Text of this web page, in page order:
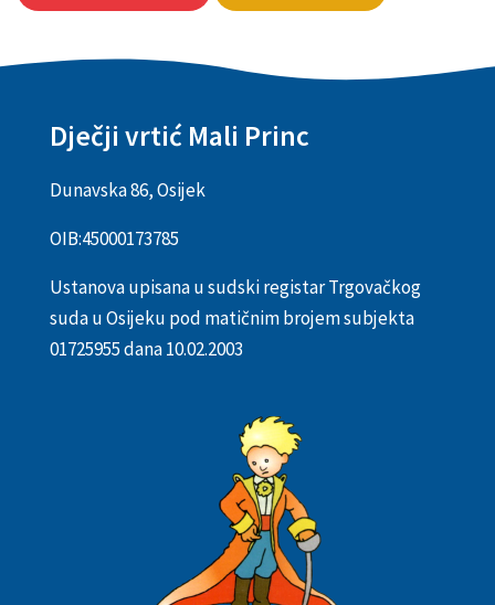
Dječji vrtić Mali Princ
Dunavska 86, Osijek
OIB:45000173785
Ustanova upisana u sudski registar Trgovačkog
suda u Osijeku pod matičnim brojem subjekta
01725955 dana 10.02.2003